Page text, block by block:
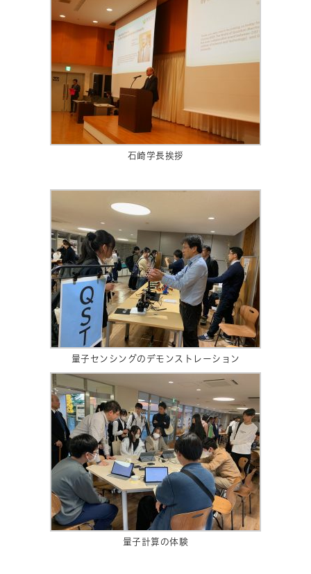
石崎学長挨拶
量子センシングのデモンストレーション
量子計算の体験